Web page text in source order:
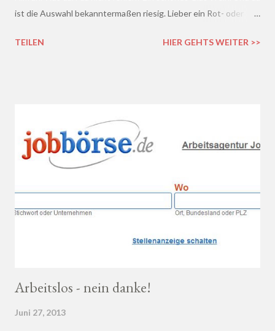
ist die Auswahl bekanntermaßen riesig. Lieber ein Rot- oder
lieblich? Du hast die Qual der Wahl :D Wenn du so wie ich kaum
TEILEN HIER GEHTS WEITER >>
Arbeitslos - nein danke!
Juni 27, 2013